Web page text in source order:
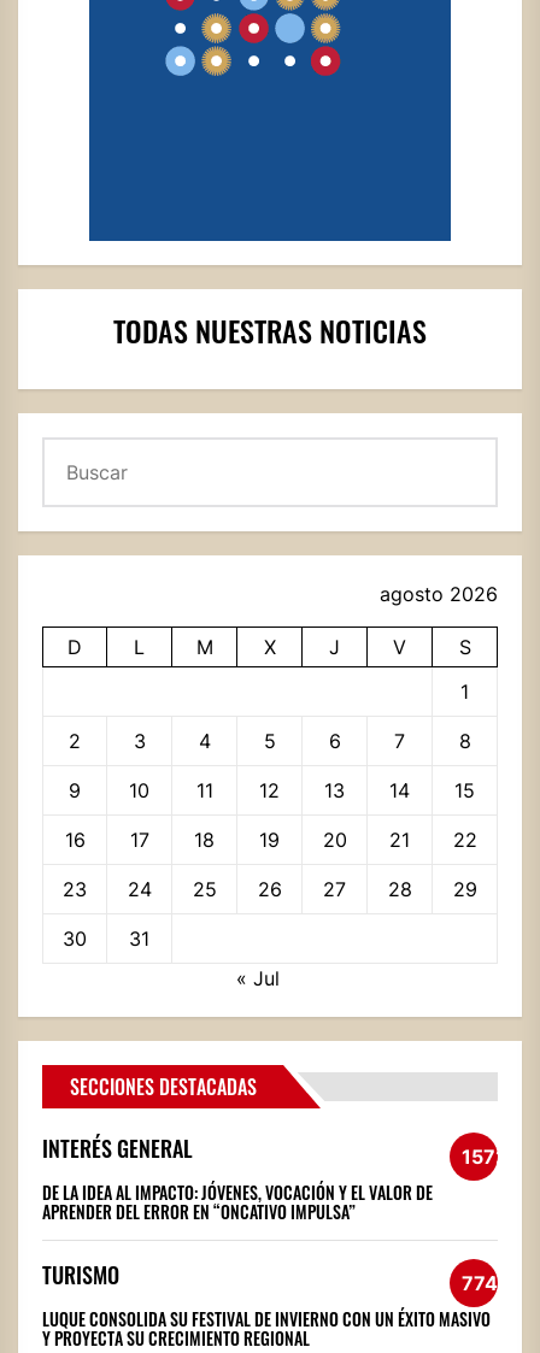
TODAS NUESTRAS NOTICIAS
agosto 2026
D L M X J V
S
1
2 3 4 5 6 7 8
9 10 11 12 13 14 15
16 17 18 19 20 21 22
23 24 25 26 27 28 29
30
31
« Jul
SECCIONES DESTACADAS
INTERÉS GENERAL 1572
DE LA IDEA AL IMPACTO: JÓVENES, VOCACIÓN Y EL VALOR DE
APRENDER DEL ERROR EN “ONCATIVO IMPULSA”
TURISMO 774
LUQUE CONSOLIDA SU FESTIVAL DE INVIERNO CON UN ÉXITO MASIVO
Y PROYECTA SU CRECIMIENTO REGIONAL